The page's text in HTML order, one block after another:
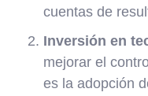
cuentas de
Inversión en
mejorar el
es la adopción